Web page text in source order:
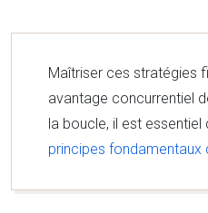
Maîtriser ces stratégies
avantage concurrentiel
la boucle, il est essentiel
principes fondamentaux